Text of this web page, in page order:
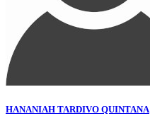
HANANIAH TARDIVO QUINTANA